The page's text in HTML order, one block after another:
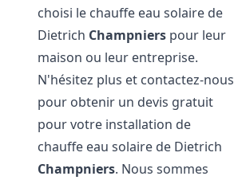
choisi le chauffe eau solaire de
Dietrich Champniers pour leur
maison ou leur entreprise.
N'hésitez plus et contactez-nous
pour obtenir un devis gratuit
pour votre installation de
chauffe eau solaire de Dietrich
Champniers. Nous sommes